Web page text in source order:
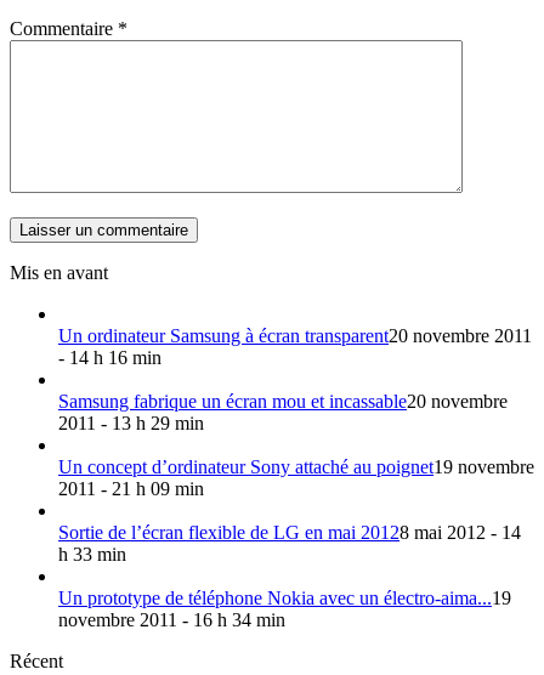
Commentaire *
Mis en avant
Un ordinateur Samsung à écran transparent20 novembre 2011
- 14 h 16 min
Samsung fabrique un écran mou et incassable20 novembre
2011 - 13 h 29 min
Un concept d’ordinateur Sony attaché au poignet19 novembre
2011 - 21 h 09 min
Sortie de l’écran flexible de LG en mai 20128 mai 2012 - 14
h 33 min
Un prototype de téléphone Nokia avec un électro-aima...19
novembre 2011 - 16 h 34 min
Récent